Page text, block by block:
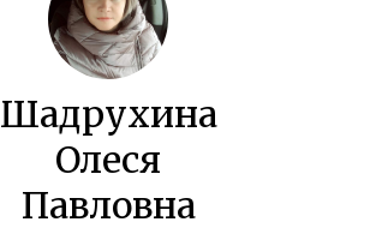
Шадрухина
Олеся
Павловна